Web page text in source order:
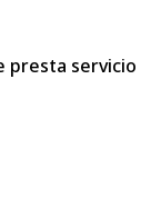
presta servicio